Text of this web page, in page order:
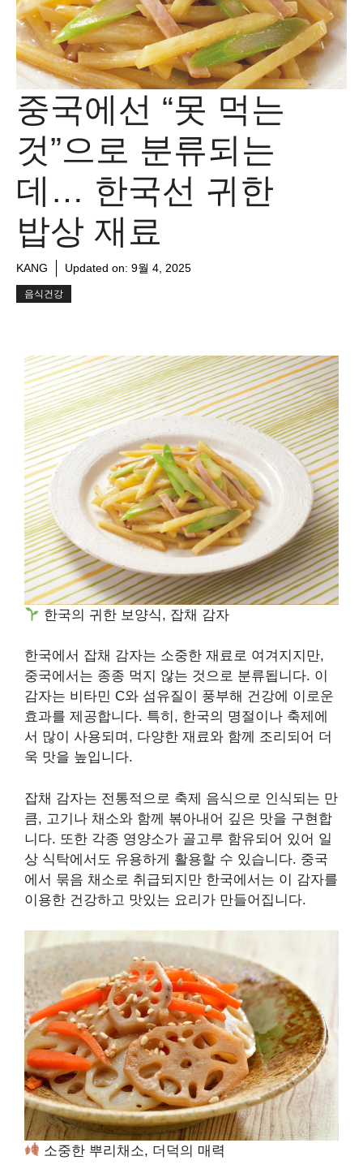
중국에선 “못 먹는
것”으로 분류되는
데… 한국선 귀한
밥상 재료
KANG Updated on: 9월 4, 2025
음식건강
한국의 귀한 보양식, 잡채 감자
한국에서 잡채 감자는 소중한 재료로 여겨지지만,
중국에서는 종종 먹지 않는 것으로 분류됩니다. 이
감자는 비타민 C와 섬유질이 풍부해 건강에 이로운
효과를 제공합니다. 특히, 한국의 명절이나 축제에
서 많이 사용되며, 다양한 재료와 함께 조리되어 더
욱 맛을 높입니다.
잡채 감자는 전통적으로 축제 음식으로 인식되는 만
큼, 고기나 채소와 함께 볶아내어 깊은 맛을 구현합
니다. 또한 각종 영양소가 골고루 함유되어 있어 일
상 식탁에서도 유용하게 활용할 수 있습니다. 중국
에서 묶음 채소로 취급되지만 한국에서는 이 감자를
이용한 건강하고 맛있는 요리가 만들어집니다.
소중한 뿌리채소, 더덕의 매력